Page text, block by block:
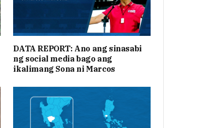
DATA REPORT: Ano ang sinasabi
ng social media bago ang
ikalimang Sona ni Marcos